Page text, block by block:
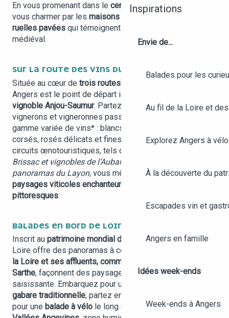
Inspirations
Envie de...
Balades pour les
Au fil de la Loire et
Explorez Angers à vélo
À la découverte du
Escapades vin et
Angers en famille
Idées week-ends
Week-ends à Angers
En vous promenant dans le centre historique, laissez-
vous charmer par les maisons à pans de bois
ruelles pavées qui témoignent d’un riche passé
médiéval.
SUR LA ROUTE DES VINS DU VAL DE LOIRE
Située au cœur de trois routes des vins du Val de Loire
Angers est le point de départ idéal pour explorer le
vignoble Anjou-Saumur. Partez à la rencontre de
vignerons et vigneronnes passionnées et dégustez une
gamme variée de vins* : blancs secs et fruités, rouges
corsés, rosés délicats et fines bulles pétillantes. Des
circuits œnotouristiques, tels que la boucle
Brissac et vignobles de l’Aubance
panoramas du Layon, vous mèneront à travers des
paysages viticoles enchanteurs
pittoresques.
BALADES EN BORD DE LOIRE
Inscrit au patrimoine mondial de l’UNESCO, le Val de
Loire offre des panoramas à couper le souffle. À Angers,
la Loire et ses affluents, comme la Mayenne, le Loir ou la
Sarthe, façonnent des paysages d’une beauté
saisissante. Embarquez pour une croisière sur une
gabare traditionnelle, partez en canoë-kayak ou optez
pour une balade à vélo le long des berges. LesBasses